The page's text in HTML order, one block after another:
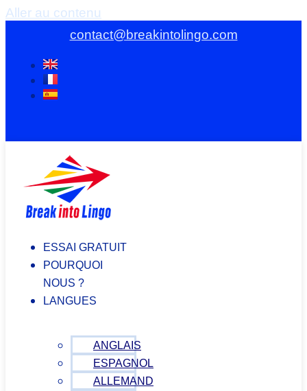
Aller au contenu
contact@breakintolingo.com
ESSAI GRATUIT
POURQUOI
NOUS ?
LANGUES
ANGLAIS
ESPAGNOL
ALLEMAND